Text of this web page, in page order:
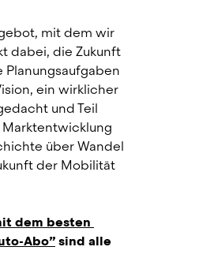
mit dem wir
dabei, die Zukunft
ein wirklicher
und Teil
über Wandel
der Mobilität
dem besten
Abo” sind alle